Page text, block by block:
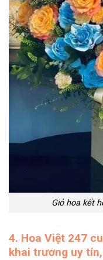
Giỏ hoa kết
4. Hoa Việt 247
khai trương uy